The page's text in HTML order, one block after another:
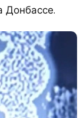
Донбассе.